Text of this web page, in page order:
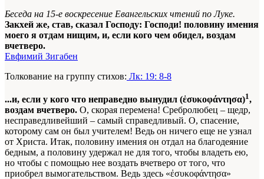
Беседа на 15-е воскресение Евангельских чтений по Луке.
Закхей же, став, сказал Господу: Господи! половину имения
моего я отдам нищим, и, если кого чем обидел, воздам
вчетверо.
Евфимий Зигабен
Толкование на группу стихов: Лк: 19: 8-8
...и, если у кого что неправедно вынудил (ἐσυκοφάντησα)1,
воздам вчетверо. О, скорая перемена! Сребролюбец – щедр,
несправедливейший – самый справедливый. О, спасение,
которому сам он был учителем! Ведь он ничего еще не узнал
от Христа. Итак, половину имения он отдал на благодеяние
бедным, а половину удержал не для того, чтобы владеть ею,
но чтобы с помощью нее воздать вчетверо от того, что
приобрел вымогательством. Ведь здесь «ἐσυκοφάντησα»